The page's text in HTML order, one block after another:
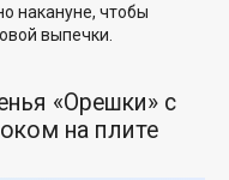
накануне, чтобы
выпечки.
«Орешки» с
на плите